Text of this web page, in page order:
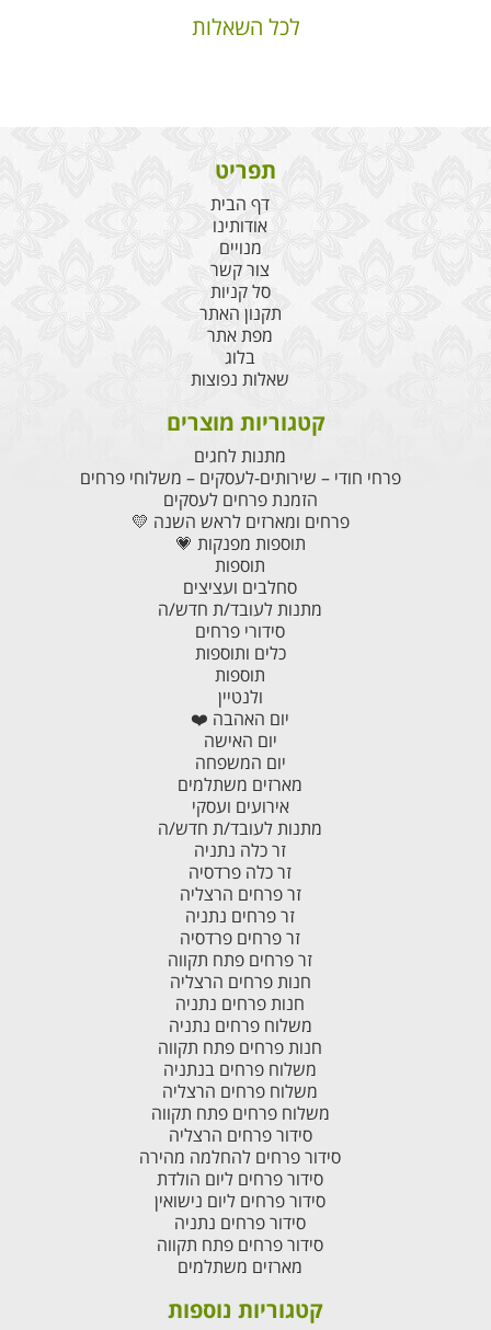
לכל השאלות
תפריט
דף הבית
אודותינו
מנויים
צור קשר
סל קניות
תקנון האתר
מפת אתר
בלוג
שאלות נפוצות
קטגוריות מוצרים
מתנות לחגים
פרחי חודי – שירותים-לעסקים – משלוחי פרחים
הזמנת פרחים לעסקים
פרחים ומארזים לראש השנה 💛
תוספות מפנקות 💗
תוספות
סחלבים ועציצים
מתנות לעובד/ת חדש/ה
סידורי פרחים
כלים ותוספות
תוספות
ולנטיין
יום האהבה ❤️
יום האישה
יום המשפחה
מארזים משתלמים
אירועים ועסקי
מתנות לעובד/ת חדש/ה
זר כלה נתניה
זר כלה פרדסיה
זר פרחים הרצליה
זר פרחים נתניה
זר פרחים פרדסיה
זר פרחים פתח תקווה
חנות פרחים הרצליה
חנות פרחים נתניה
משלוח פרחים נתניה
חנות פרחים פתח תקווה
משלוח פרחים בנתניה
משלוח פרחים הרצליה
משלוח פרחים פתח תקווה
סידור פרחים הרצליה
סידור פרחים להחלמה מהירה
סידור פרחים ליום הולדת
סידור פרחים ליום נישואין
סידור פרחים נתניה
סידור פרחים פתח תקווה
מארזים משתלמים
קטגוריות נוספות